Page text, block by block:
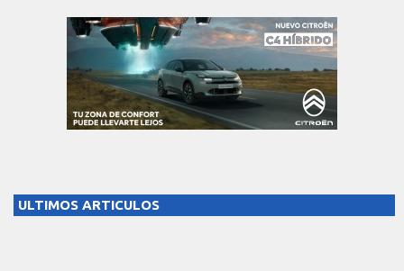
ULTIMOS ARTICULOS